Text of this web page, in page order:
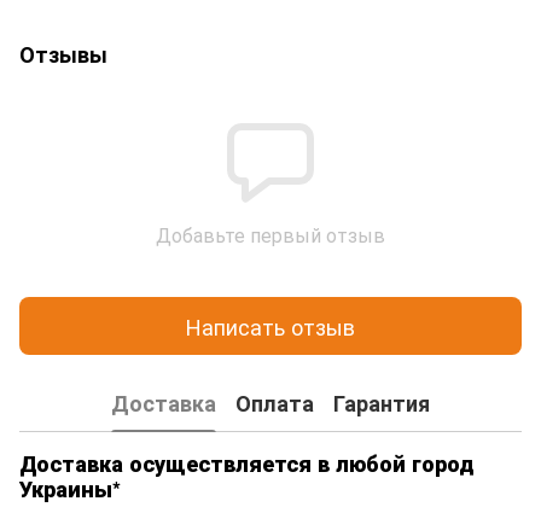
Отзывы
Добавьте первый отзыв
Написать отзыв
Доставка Оплата
Гарантия
Доставка осуществляется в любой город
Украины*